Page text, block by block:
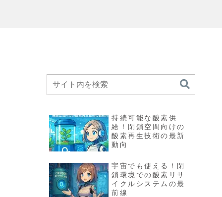
持続可能な酸素供
給！閉鎖空間向けの
酸素再生技術の最新
動向
宇宙でも使える！閉
鎖環境での酸素リサ
イクルシステムの最
前線